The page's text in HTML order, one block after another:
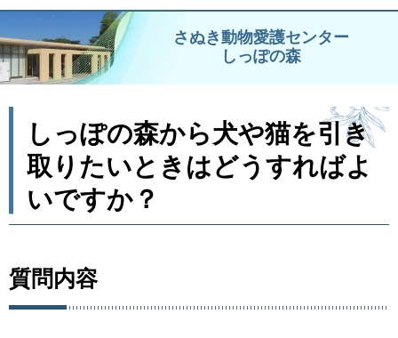
さぬき動物愛護センター
しっぽの森
しっぽの森から犬や猫を引き
取りたいときはどうすればよ
いですか？
質問内容